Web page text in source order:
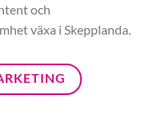
och
växa i Skepplanda.